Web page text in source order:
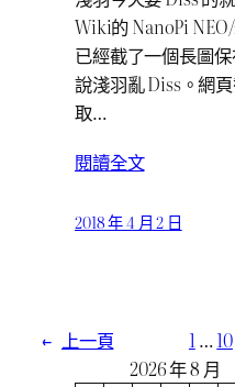
Wiki的 NanoPi
已經截了一個長圖
說淺羽亂 Diss。網
取…
閱讀全文
2018 年 4 月 2 日
← 上一頁 1…10
2026 年 8 月